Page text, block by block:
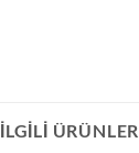
İLGILI ÜRÜNLER